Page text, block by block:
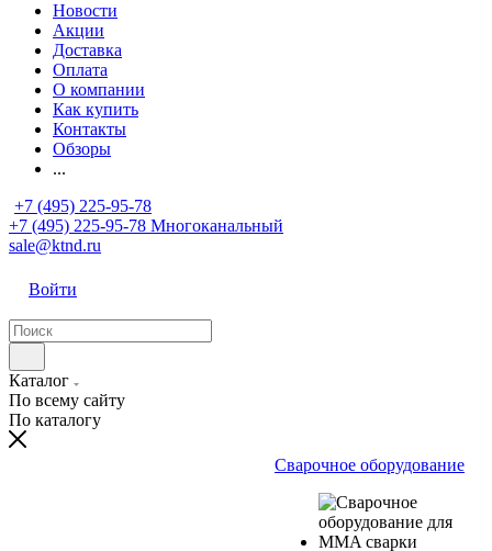
Новости
Акции
Доставка
Оплата
О компании
Как купить
Контакты
Обзоры
...
+7 (495) 225-95-78
+7 (495) 225-95-78 Многоканальный
sale@ktnd.ru
Войти
Каталог
По всему сайту
По каталогу
Сварочное оборудование